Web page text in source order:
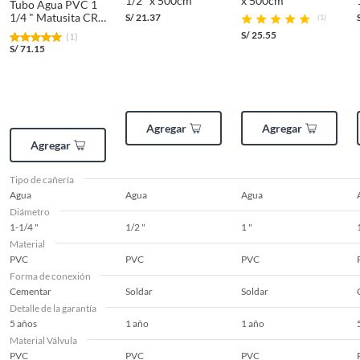
¿Cómo elegir cañerías y
tuberías?
desagüe que nos dicen si es mejor usar cañerias o fiting de
cobre, pvc, cpvc.
Tubo Agua PVC 1
1/4 " Matusita CR
Fría
(1)
S/71.15
Agregar
S/21.37
Agregar
(1)
S/25.55
Agregar
Tipo de cañería
Agua
Agua Agua
Diámetro
1-1/4 "
1/2 " 1 "
Material
PVC
PVC PVC
Forma de conexión
Cementar
Soldar Soldar
Detalle de la garantía
5 años
1 año 1 año
Material Válvula
PVC
PVC PVC